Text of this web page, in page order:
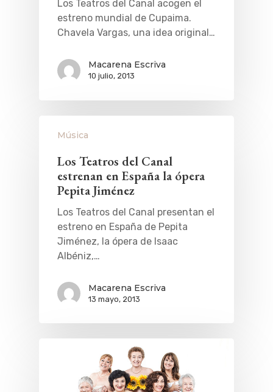
Los Teatros del Canal acogen el
estreno mundial de Cupaima.
Chavela Vargas, una idea original…
Macarena Escriva
10 julio, 2013
Música
Los Teatros del Canal
estrenan en España la ópera
Pepita Jiménez
Los Teatros del Canal presentan el
estreno en España de Pepita
Jiménez, la ópera de Isaac
Albéniz,…
Macarena Escriva
13 mayo, 2013
Planes
Museos Y
Música
GASTRO
Restaurantes
Gastro
VIAJES